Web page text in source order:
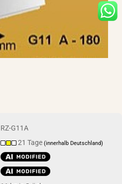
RZ-G11A
21 Tage(innerhalb Deutschland)